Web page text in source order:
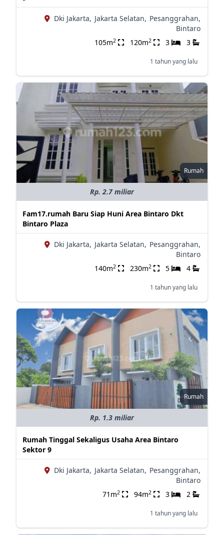
Dki Jakarta, Jakarta Selatan, Pesanggrahan,
Bintaro
105m2 120m2 3 3
1 tahun yang lalu
Rumah
Rp. 2.7 miliar
Fam17.rumah Baru Siap Huni Area Bintaro Dkt
Bintaro Plaza
Dki Jakarta, Jakarta Selatan, Pesanggrahan,
Bintaro
140m2 230m2 5 4
1 tahun yang lalu
Rumah
Rp. 1.3 miliar
Rumah Tinggal Sekaligus Usaha Area Bintaro
Sektor 9
Dki Jakarta, Jakarta Selatan, Pesanggrahan,
Bintaro
71m2 94m2 3 2
1 tahun yang lalu